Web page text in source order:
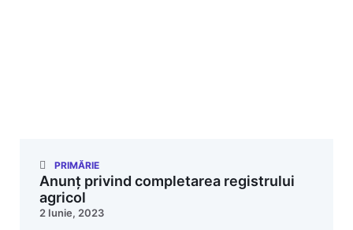
PRIMĂRIE
Anunț privind completarea registrului
agricol
2 Iunie, 2023